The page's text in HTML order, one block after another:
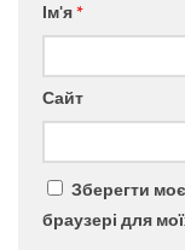
Ім'я*
Сайт
Зберегти
браузері для